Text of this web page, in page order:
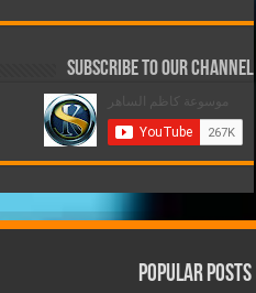
Subscribe to our Channel
Popular Posts